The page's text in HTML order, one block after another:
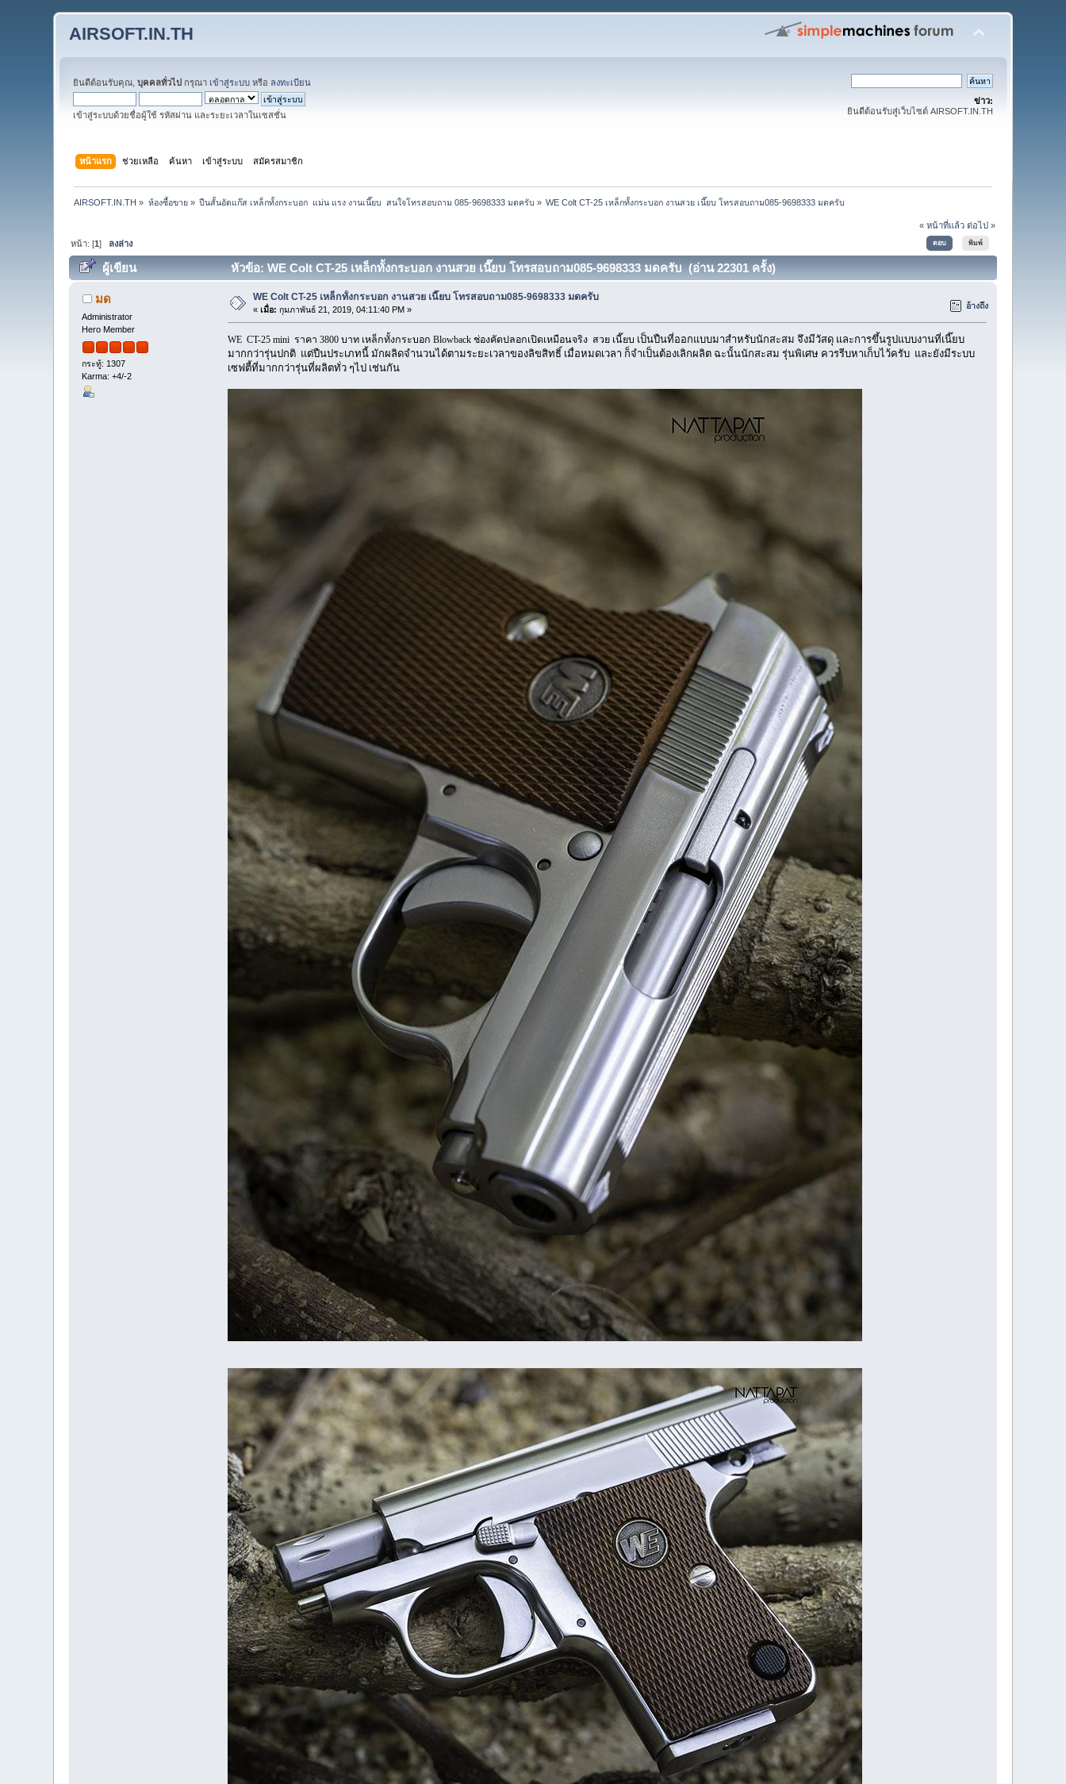
AIRSOFT.IN.TH
ยินดีต้อนรับคุณ,บุคคลทั่วไป กรุณา เข้าสู่ระบบ หรือ ลงทะเบียน
เข้าสู่ระบบด้วยชื่อผู้ใช้ รหัสผ่าน และระยะเวลาในเซสชั่น
ข่าว:
ยินดีต้อนรับสู่เว็บไซต์ AIRSOFT.IN.TH
หน้าแรก ช่วยเหลือ ค้นหา เข้าสู่ระบบ สมัครสมาชิก
AIRSOFT.IN.TH » ห้องซื้อขาย» ปืนสั้นอัดแก๊ส เหล็กทั้งกระบอก  แม่น แรง งานเนี๊ยบ  สนใจโทรสอบถาม 085-9698333 มดครับ » WE Colt CT-25 เหล็กทั้งกระบอก งานสวย เนี๊ยบ โทรสอบถาม085-9698333 มดครับ
« หน้าที่แล้ว ต่อไป »
ตอบ พิมพ์
หน้า: [1] ลงล่าง
ผู้เขียน หัวข้อ: WE Colt CT-25 เหล็กทั้งกระบอก งานสวย เนี๊ยบ โทรสอบถาม085-9698333 มดครับ (อ่าน 22301 ครั้ง)
มด
Administrator
Hero Member
กระทู้: 1307
Karma: +4/-2
WE Colt CT-25 เหล็กทั้งกระบอก งานสวย เนี๊ยบ โทรสอบถาม085-9698333 มดครับ
«เมื่อ: กุมภาพันธ์ 21, 2019, 04:11:40 PM » อ้างถึง
WE CT-25 mini ราคา 3800 บาท เหล็กทั้งกระบอก Blowback ช่องคัดปลอกเปิดเหมือนจริง สวย เนี๊ยบ เป็นปืนที่ออกแบบมาสำหรับนักสะสม จึงมีวัสดุ และการขึ้นรูปแบบงานที่เนี๊ยบ
มากกว่ารุ่นปกติ แต่ปืนประเภทนี้ มักผลิดจำนวนได้ตามระยะเวลาของลิขสิทธิ์ เมื่อหมดเวลา ก็จำเป็นต้องเลิกผลิต ฉะนั้นนักสะสม รุ่นพิเศษ ควรรีบหาเก็บไว้ครับ และยังมีระบบ
เซฟตี้ที่มากกว่ารุ่นที่ผลิตทั่ว ๆไป เช่นกัน